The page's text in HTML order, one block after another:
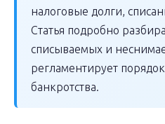
налоговые долги,
Статья подробно
списываемых и
регламентирует
банкротства.